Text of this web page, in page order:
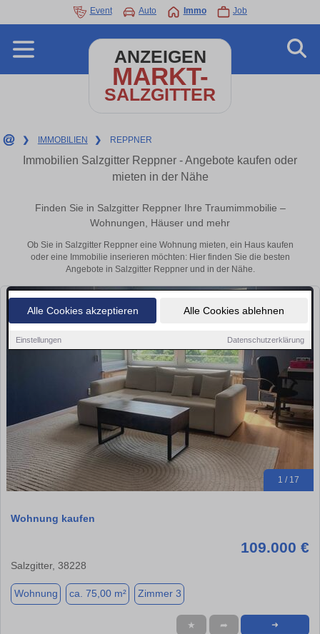
Alle Cookies akzeptieren Alle Cookies ablehnen
Einstellungen Datenschutzerklärung
Event Auto Immo Job
ANZEIGEN
MARKT-
SALZGITTER
❯ IMMOBILIEN ❯ REPPNER
Immobilien Salzgitter Reppner - Angebote kaufen oder
mieten in der Nähe
Finden Sie in Salzgitter Reppner Ihre Traumimmobilie –
Wohnungen, Häuser und mehr
Ob Sie in Salzgitter Reppner eine Wohnung mieten, ein Haus kaufen
oder eine Immobilie inserieren möchten: Hier finden Sie die besten
Angebote in Salzgitter Reppner und in der Nähe.
1 / 17
Wohnung kaufen
109.000 €
Salzgitter, 38228
Wohnung ca. 75,00 m² Zimmer 3
★ ➦ ➜